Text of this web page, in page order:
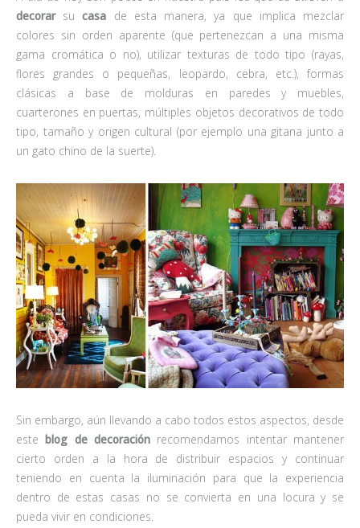
decorar su casa de esta manera, ya que implica mezclar
colores sin orden aparente (que pertenezcan a una misma
gama cromática o no), utilizar texturas de todo tipo (rayas,
flores grandes o pequeñas, leopardo, cebra, etc.), formas
clásicas a base de molduras en paredes y muebles,
cuarterones en puertas, múltiples objetos decorativos de todo
tipo, tamaño y origen cultural (por ejemplo una gitana junto a
un gato chino de la suerte).
Sin embargo, aún llevando a cabo todos estos aspectos, desde
esteblog de decoración recomendamos intentar mantener
cierto orden a la hora de distribuir espacios y continuar
teniendo en cuenta la iluminación para que la experiencia
dentro de estas casas no se convierta en una locura y se
pueda vivir en condiciones.